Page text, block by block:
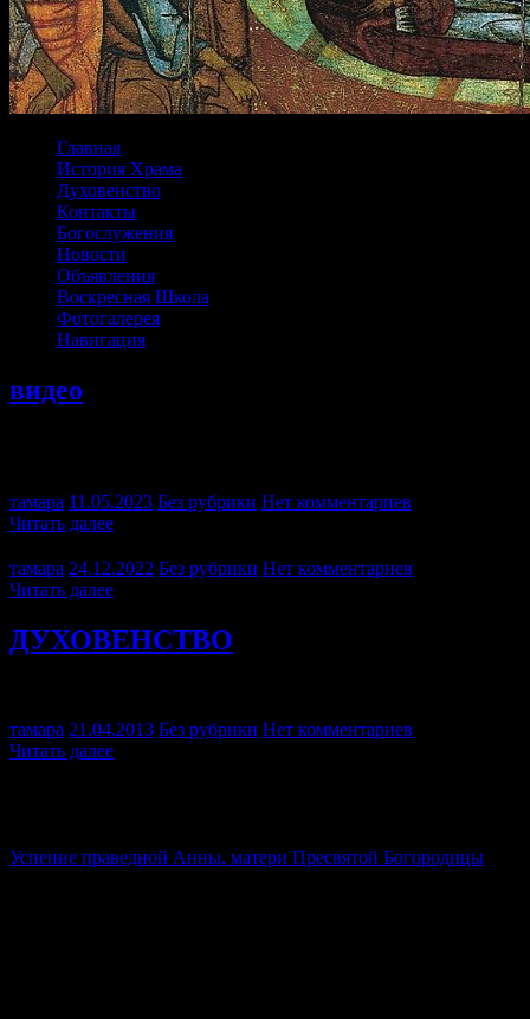
Главная
История Храма
Духовенство
Контакты
Богослужения
Новости
Объявления
Воскресная Школа
Фотогалерея
Навигация
видео
тамара 11.05.2023 Без рубрики Нет комментариев
Читать далее
тамара 24.12.2022 Без рубрики Нет комментариев
Читать далее
ДУХОВЕНСТВО
тамара 21.04.2013 Без рубрики Нет комментариев
Читать далее
Успение праведной Анны, матери Пресвятой Богородицы